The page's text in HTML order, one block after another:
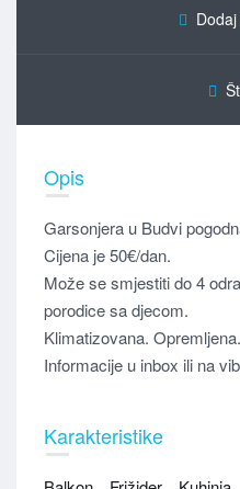
Opis
Garsonjera u Budvi
Cijena je 50€/dan.
Može se smjestiti do 4
porodice sa djecom.
Klimatizovana. Opremljena.
Informacije u inbox ili na
Karakteristike